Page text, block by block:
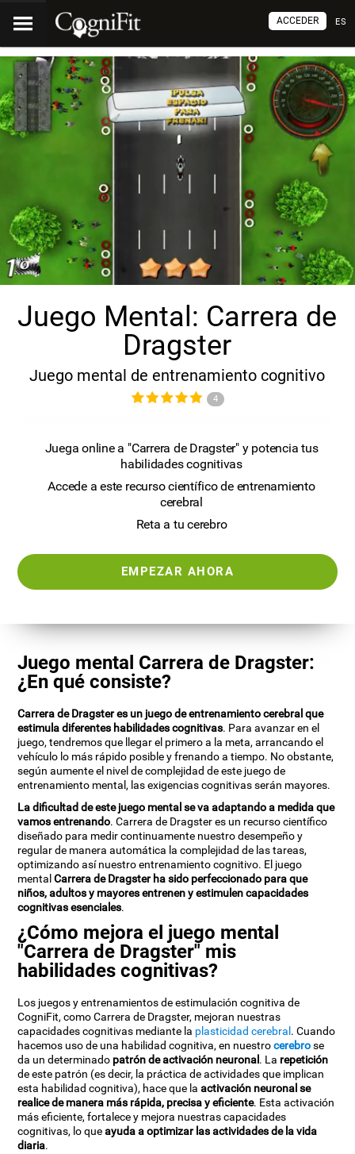
ES
ACCEDER
Juego Mental: Carrera de
Dragster
Juego mental de entrenamiento cognitivo
4
Juega online a "Carrera de Dragster" y potencia tus
habilidades cognitivas
Accede a este recurso científico de entrenamiento
cerebral
Reta a tu cerebro
EMPEZAR AHORA
Juego mental Carrera de Dragster:
¿En qué consiste?
Carrera de Dragster es un juego de entrenamiento cerebral que
estimula diferentes habilidades cognitivas. Para avanzar en el
juego, tendremos que llegar el primero a la meta, arrancando el
vehículo lo más rápido posible y frenando a tiempo. No obstante,
según aumente el nivel de complejidad de este juego de
entrenamiento mental, las exigencias cognitivas serán mayores.
La dificultad de este juego mental se va adaptando a medida que
vamos entrenando. Carrera de Dragster es un recurso científico
diseñado para medir continuamente nuestro desempeño y
regular de manera automática la complejidad de las tareas,
optimizando así nuestro entrenamiento cognitivo. El juego
mentalCarrera de Dragster ha sido perfeccionado para que
niños, adultos y mayores entrenen y estimulen capacidades
cognitivas esenciales.
¿Cómo mejora el juego mental
"Carrera de Dragster" mis
habilidades cognitivas?
Los juegos y entrenamientos de estimulación cognitiva de
CogniFit, como Carrera de Dragster, mejoran nuestras
capacidades cognitivas mediante la plasticidad cerebral. Cuando
hacemos uso de una habilidad cognitiva, en nuestrocerebrose
da un determinado patrón de activación neuronal. La repetición
de este patrón (es decir, la práctica de actividades que implican
esta habilidad cognitiva), hace que laactivación neuronal se
realice de manera más rápida, precisa y eficiente. Esta activación
más eficiente, fortalece y mejora nuestras capacidades
cognitivas, lo queayuda a optimizar las actividades de la vida
diaria.